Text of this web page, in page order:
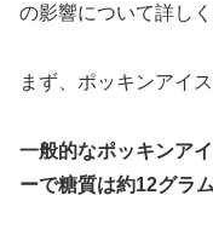
の影響について詳し
まず、ポッキンアイ
一般的なポッキンア
ーで糖質は約12グラム